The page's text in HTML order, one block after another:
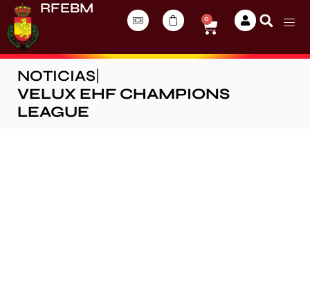
RFEBM
0
NOTICIAS
VELUX EHF CHAMPIONS
LEAGUE